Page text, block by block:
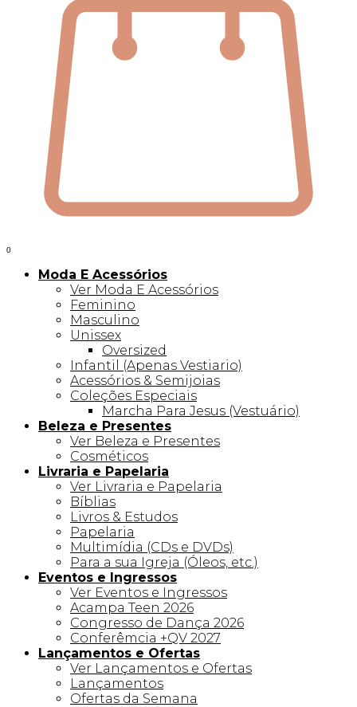
0
Moda E Acessórios
Ver Moda E Acessórios
Feminino
Masculino
Unissex
Oversized
Infantil (Apenas Vestiario)
Acessórios & Semijoias
Coleções Especiais
Marcha Para Jesus (Vestuário)
Beleza e Presentes
Ver Beleza e Presentes
Cosméticos
Livraria e Papelaria
Ver Livraria e Papelaria
Bíblias
Livros & Estudos
Papelaria
Multimídia (CDs e DVDs)
Para a sua Igreja (Óleos, etc.)
Eventos e Ingressos
Ver Eventos e Ingressos
Acampa Teen 2026
Congresso de Dança 2026
Conferêmcia +QV 2027
Lançamentos e Ofertas
Ver Lançamentos e Ofertas
Lançamentos
Ofertas da Semana